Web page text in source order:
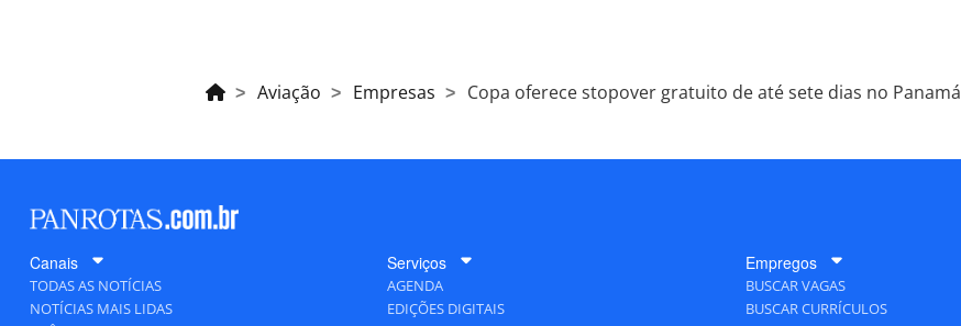
Aviação Empresas Copa oferece stopover gratuito de até sete dias no Panamá
Canais
TODAS AS NOTÍCIAS
NOTÍCIAS MAIS LIDAS
Serviços
AGENDA
EDIÇÕES DIGITAIS
Empregos
BUSCAR VAGAS
BUSCAR CURRÍCULOS